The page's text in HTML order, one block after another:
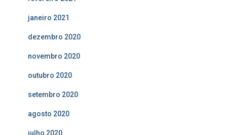
janeiro 2021
dezembro 2020
novembro 2020
outubro 2020
setembro 2020
agosto 2020
julho 2020